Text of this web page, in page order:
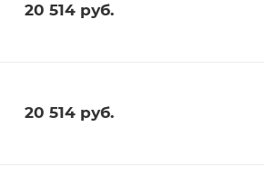
20 514руб.
20 514руб.